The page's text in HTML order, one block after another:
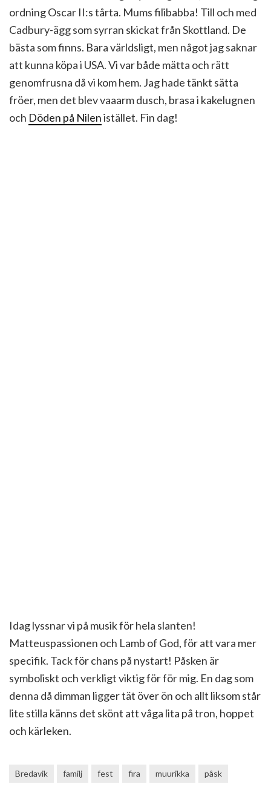
ordning Oscar II:s tårta. Mums filibabba! Till och med
Cadbury-ägg som syrran skickat från Skottland. De
bästa som finns. Bara världsligt, men något jag saknar
att kunna köpa i USA. Vi var både mätta och rätt
genomfrusna då vi kom hem. Jag hade tänkt sätta
fröer, men det blev vaaarm dusch, brasa i kakelugnen
och Döden på Nilenistället. Fin dag!
Idag lyssnar vi på musik för hela slanten!
Matteuspassionen och Lamb of God, för att vara mer
specifik. Tack för chans på nystart! Påsken är
symboliskt och verkligt viktig för för mig. En dag som
denna då dimman ligger tät över ön och allt liksom står
lite stilla känns det skönt att våga lita på tron, hoppet
och kärleken.
Bredavik familj fest fira muurikka påsk